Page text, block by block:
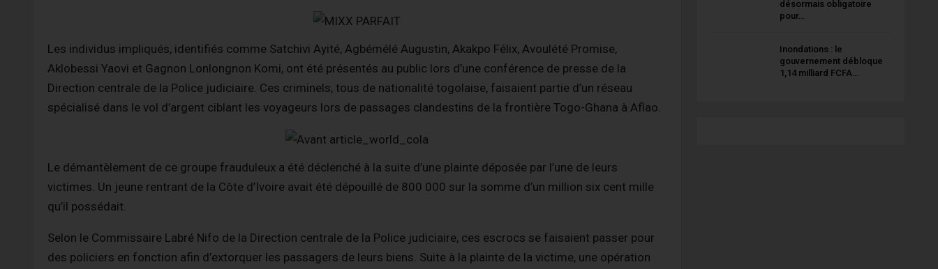
Les individus impliqués, identifiés comme Satchivi Ayité, Agbémélé Augustin, Akakpo Félix, Avoulété Promise,
Aklobessi Yaovi et Gagnon Lonlongnon Komi, ont été présentés au public lors d’une conférence de presse de la
Direction centrale de la Police judiciaire. Ces criminels, tous de nationalité togolaise, faisaient partie d’un réseau
spécialisé dans le vol d’argent ciblant les voyageurs lors de passages clandestins de la frontière Togo-Ghana à Aflao.
Le démantèlement de ce groupe frauduleux a été déclenché à la suite d’une plainte déposée par l’une de leurs
victimes. Un jeune rentrant de la Côte d’Ivoire avait été dépouillé de 800 000 sur la somme d’un million six cent mille
qu’il possédait.
Selon le Commissaire Labré Nifo de la Direction centrale de la Police judiciaire, ces escrocs se faisaient passer pour
des policiers en fonction afin d’extorquer les passagers de leurs biens. Suite à la plainte de la victime, une opération
désormais obligatoire
pour…
Inondations : le
gouvernement débloque
1,14 milliard FCFA…